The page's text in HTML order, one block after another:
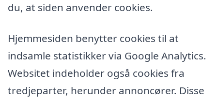
du, at siden anvender cookies.
Hjemmesiden benytter cookies til at
indsamle statistikker via Google Analytics.
Websitet indeholder også cookies fra
tredjeparter, herunder annoncører. Disse